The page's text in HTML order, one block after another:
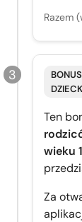
Razem
Ten
wieku
Za